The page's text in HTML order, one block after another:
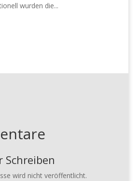
wurden die...
Schreiben
wird nicht veröffentlicht.